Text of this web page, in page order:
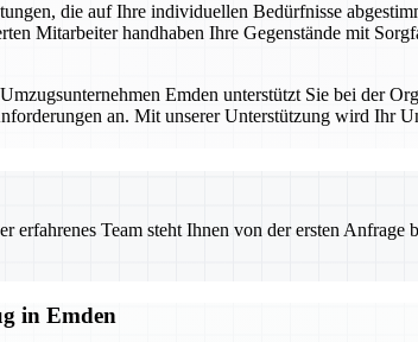
die auf Ihre individuellen Bedürfnisse
Mitarbeiter handhaben Ihre Gegenstände mit
Emden unterstützt Sie bei der
an. Mit unserer Unterstützung wird Ihr
erfahrenes Team steht Ihnen von der ersten
in Emden